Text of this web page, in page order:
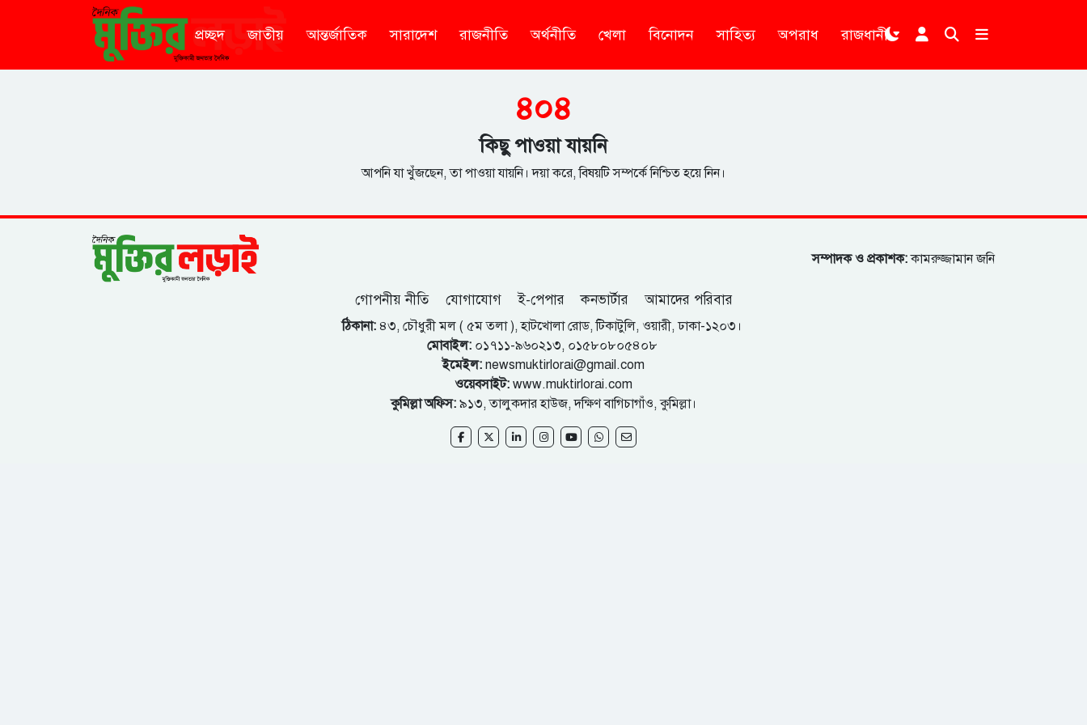
প্রচ্ছদ জাতীয় আন্তর্জাতিক সারাদেশ রাজনীতি অর্থনীতি খেলা বিনোদন সাহিত্য অপরাধ রাজধানী
৪০৪
কিছু পাওয়া যায়নি
আপনি যা খুঁজছেন, তা পাওয়া যায়নি। দয়া করে, বিষয়টি সম্পর্কে নিশ্চিত হয়ে নিন।
সম্পাদক ও প্রকাশক:কামরুজ্জামান জনি
গোপনীয় নীতি যোগাযোগ ই-পেপার কনভার্টার আমাদের পরিবার
ঠিকানা: ৪৩, চৌধুরী মল ( ৫ম তলা ), হাটখোলা রোড, টিকাটুলি, ওয়ারী, ঢাকা-১২০৩।
মোবাইল:০১৭১১-৯৬০২১৩, ০১৫৮০৮০৫৪০৮
ইমেইল: newsmuktirlorai@gmail.com
ওয়েবসাইট: www.muktirlorai.com
কুমিল্লা অফিস: ৯১৩, তালুকদার হাউজ, দক্ষিণ বাগিচাগাঁও, কুমিল্লা।